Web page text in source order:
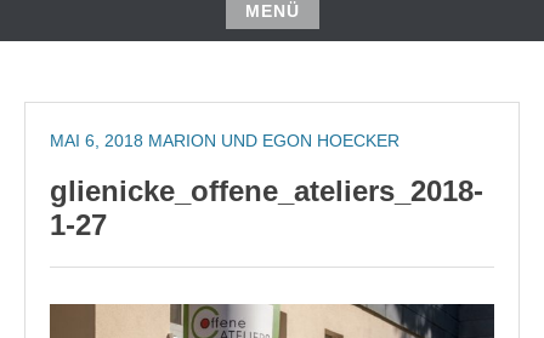
MENÜ
Zum
springen
MAI 6, 2018 MARION UND EGON HOECKER
glienicke_offene_ateliers_2018-
1-27